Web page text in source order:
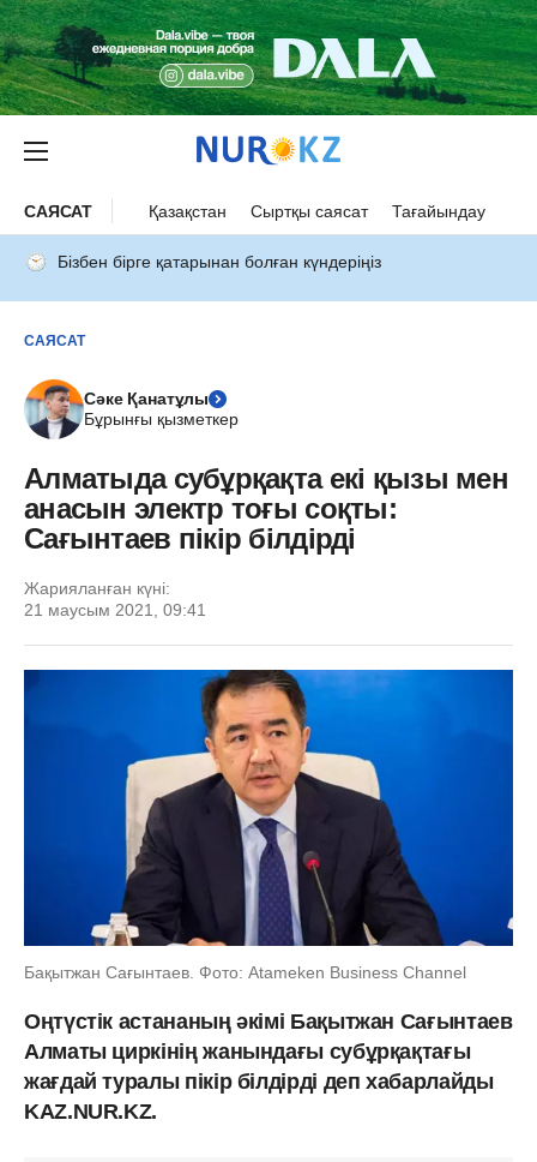
САЯСАТ Қазақстан Сыртқы саясат Тағайындау
Бізбен бірге қатарынан болған күндеріңіз
САЯСАТ
Сәке Қанатұлы
Бұрынғы қызметкер
Алматыда субұрқақта екі қызы мен
анасын электр тоғы соқты:
Сағынтаев пікір білдірді
Жарияланған күні:
21 маусым 2021, 09:41
Бақытжан Сағынтаев. Фото: Atameken Business Channel
Оңтүстік астананың әкімі Бақытжан Сағынтаев
Алматы циркінің жанындағы субұрқақтағы
жағдай туралы пікір білдірді деп хабарлайды
KAZ.NUR.KZ.